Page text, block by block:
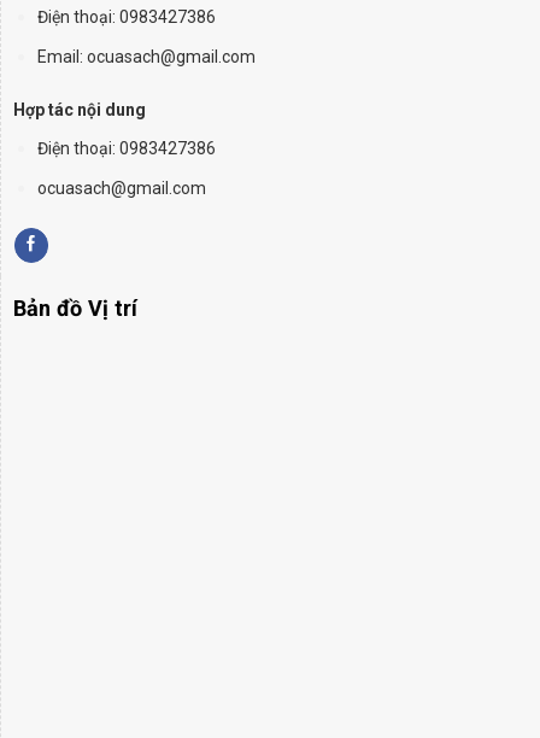
Điện thoại: 0983427386
Email: ocuasach@gmail.com
Hợp tác nội dung
Điện thoại: 0983427386
ocuasach@gmail.com
Bản đồ Vị trí